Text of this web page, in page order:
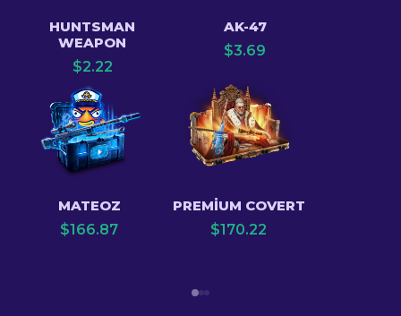
HUNTSMAN
WEAPON
$2.22
AK-47
$3.69
MATEOZ
$166.87
PREMIUM COVERT
$170.22